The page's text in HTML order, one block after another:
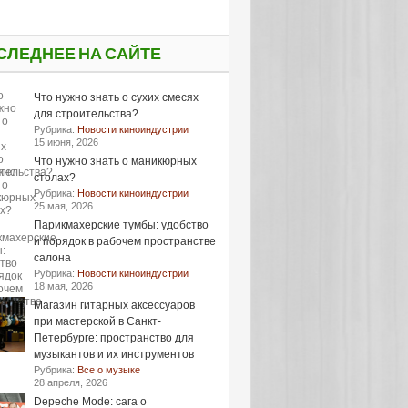
НА САЙТЕ
Что нужно знать о сухих смесях
для строительства?
Рубрика: Новости киноиндустрии
15 июня, 2026
Что нужно знать о маникюрных
столах?
Рубрика: Новости киноиндустрии
25 мая, 2026
Парикмахерские тумбы: удобство
и порядок в рабочем пространстве
салона
Рубрика: Новости киноиндустрии
18 мая, 2026
Магазин гитарных аксессуаров
при мастерской в Санкт-
Петербурге: пространство для
музыкантов и их инструментов
Рубрика: Все о музыке
28 апреля, 2026
Depeche Mode: сага о